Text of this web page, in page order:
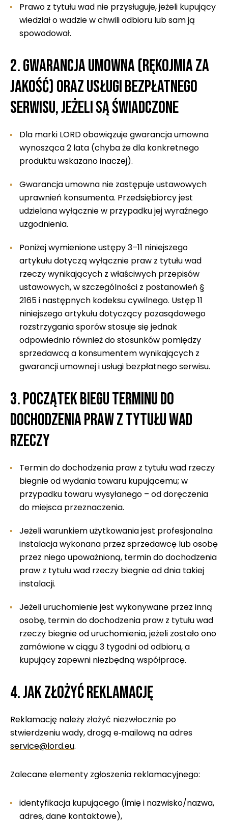
Prawo z tytułu wad nie przysługuje, jeżeli kupujący
wiedział o wadzie w chwili odbioru lub sam ją
spowodował.
2. Gwarancja umowna (rękojmia za
jakość) oraz usługi bezpłatnego
serwisu, jeżeli są świadczone
Dla marki LORD obowiązuje gwarancja umowna
wynosząca 2 lata (chyba że dla konkretnego
produktu wskazano inaczej).
Gwarancja umowna nie zastępuje ustawowych
uprawnień konsumenta. Przedsiębiorcy jest
udzielana wyłącznie w przypadku jej wyraźnego
uzgodnienia.
Poniżej wymienione ustępy 3–11 niniejszego
artykułu dotyczą wyłącznie praw z tytułu wad
rzeczy wynikających z właściwych przepisów
ustawowych, w szczególności z postanowień §
2165 i następnych kodeksu cywilnego. Ustęp 11
niniejszego artykułu dotyczący pozasądowego
rozstrzygania sporów stosuje się jednak
odpowiednio również do stosunków pomiędzy
sprzedawcą a konsumentem wynikających z
gwarancji umownej i usługi bezpłatnego serwisu.
3. Początek biegu terminu do
dochodzenia praw z tytułu wad
rzeczy
Termin do dochodzenia praw z tytułu wad rzeczy
biegnie od wydania towaru kupującemu; w
przypadku towaru wysyłanego – od doręczenia
do miejsca przeznaczenia.
Jeżeli warunkiem użytkowania jest profesjonalna
instalacja wykonana przez sprzedawcę lub osobę
przez niego upoważnioną, termin do dochodzenia
praw z tytułu wad rzeczy biegnie od dnia takiej
instalacji.
Jeżeli uruchomienie jest wykonywane przez inną
osobę, termin do dochodzenia praw z tytułu wad
rzeczy biegnie od uruchomienia, jeżeli zostało ono
zamówione w ciągu 3 tygodni od odbioru, a
kupujący zapewni niezbędną współpracę.
4. Jak złożyć reklamację
Reklamację należy złożyć niezwłocznie po
stwierdzeniu wady, drogą e‑mailową na adres
service@lord.eu.
Zalecane elementy zgłoszenia reklamacyjnego:
identyfikacja kupującego (imię i nazwisko/nazwa,
adres, dane kontaktowe),